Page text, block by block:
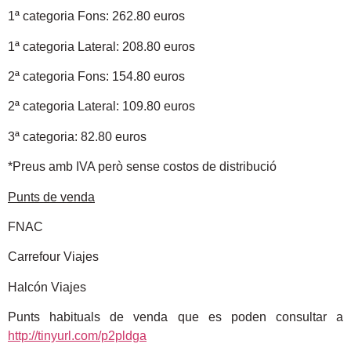
1ª categoria Fons: 262.80 euros
1ª categoria Lateral: 208.80 euros
2ª categoria Fons: 154.80 euros
2ª categoria Lateral: 109.80 euros
3ª categoria: 82.80 euros
*Preus amb IVA però sense costos de distribució
Punts de venda
FNAC
Carrefour Viajes
Halcón Viajes
Punts habituals de venda que es poden consultar a
http://tinyurl.com/p2pldga